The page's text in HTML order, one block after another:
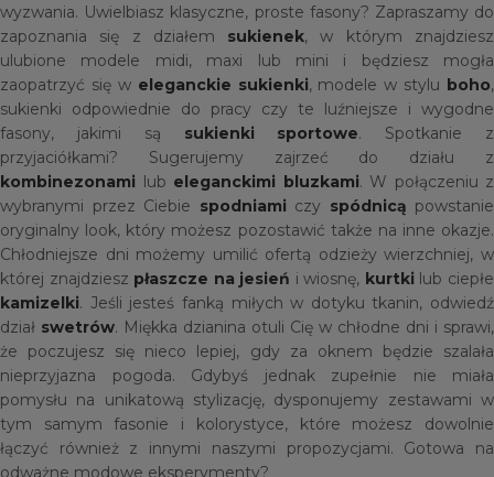
wyzwania. Uwielbiasz klasyczne, proste fasony? Zapraszamy do
zapoznania się z działem sukienek, w którym znajdziesz
ulubione modele midi, maxi lub mini i będziesz mogła
zaopatrzyć się w eleganckie sukienki, modele w stylu boho,
sukienki odpowiednie do pracy czy te luźniejsze i wygodne
fasony, jakimi są sukienki sportowe. Spotkanie z
przyjaciółkami? Sugerujemy zajrzeć do działu z
kombinezonami lub eleganckimi bluzkami. W połączeniu z
wybranymi przez Ciebie spodniami czy spódnicą powstanie
oryginalny look, który możesz pozostawić także na inne okazje.
Chłodniejsze dni możemy umilić ofertą odzieży wierzchniej, w
której znajdziesz płaszcze na jesień i wiosnę, kurtki lub ciepłe
kamizelki. Jeśli jesteś fanką miłych w dotyku tkanin, odwiedź
dział swetrów. Miękka dzianina otuli Cię w chłodne dni i sprawi,
że poczujesz się nieco lepiej, gdy za oknem będzie szalała
nieprzyjazna pogoda. Gdybyś jednak zupełnie nie miała
pomysłu na unikatową stylizację, dysponujemy zestawami w
tym samym fasonie i kolorystyce, które możesz dowolnie
łączyć również z innymi naszymi propozycjami. Gotowa na
odważne modowe eksperymenty?